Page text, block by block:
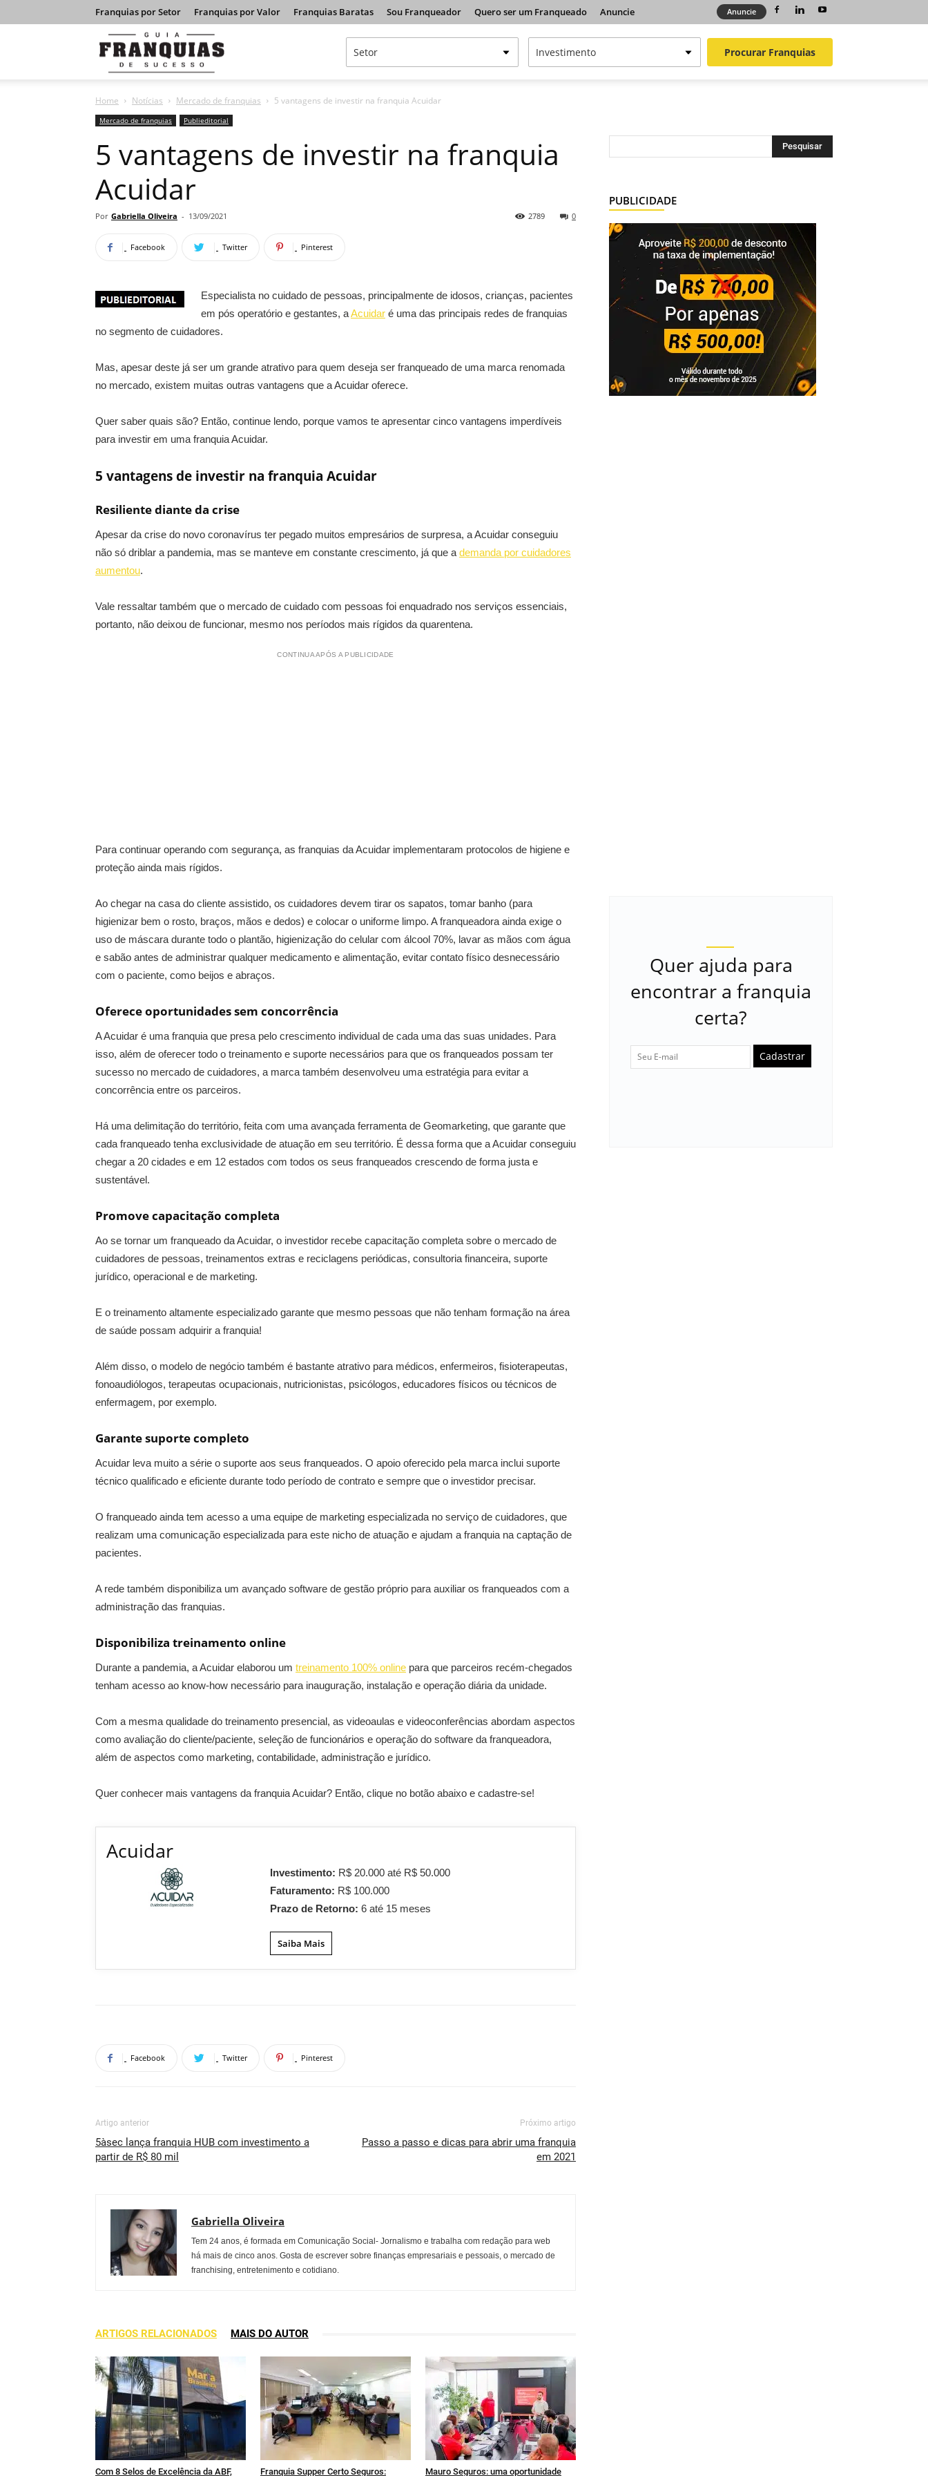
Franquias por Setor Franquias por Valor Franquias Baratas Sou Franqueador Quero ser um Franqueado Anuncie Anuncie
Franquias
Procurar Franquias
Home Notícias Mercado de franquias 5 vantagens de investir na franquia Acuidar
Mercado de franquias Publieditorial
5 vantagens de investir na franquia
Acuidar
Por Gabriella Oliveira - 13/09/2021 0
2789
Facebook Twitter Pinterest
Especialista no cuidado de pessoas, principalmente de idosos, crianças, pacientes
em pós operatório e gestantes, aAcuidar é uma das principais redes de franquias
no segmento de cuidadores.
Mas, apesar deste já ser um grande atrativo para quem deseja ser franqueado de uma marca renomada
no mercado, existem muitas outras vantagens que a Acuidar oferece.
Quer saber quais são? Então, continue lendo, porque vamos te apresentar cinco vantagens imperdíveis
para investir em uma franquia Acuidar.
5 vantagens de investir na franquia Acuidar
Resiliente diante da crise
Apesar da crise do novo coronavírus ter pegado muitos empresários de surpresa, a Acuidar conseguiu
não só driblar a pandemia, mas se manteve em constante crescimento, já que a demanda por cuidadores
aumentou.
Vale ressaltar também que o mercado de cuidado com pessoas foi enquadrado nos serviços essenciais,
portanto, não deixou de funcionar, mesmo nos períodos mais rígidos da quarentena.
CONTINUA APÓS A PUBLICIDADE
Para continuar operando com segurança, as franquias da Acuidar implementaram protocolos de higiene e
proteção ainda mais rígidos.
Ao chegar na casa do cliente assistido, os cuidadores devem tirar os sapatos, tomar banho (para
higienizar bem o rosto, braços, mãos e dedos) e colocar o uniforme limpo. A franqueadora ainda exige o
uso de máscara durante todo o plantão, higienização do celular com álcool 70%, lavar as mãos com água
e sabão antes de administrar qualquer medicamento e alimentação, evitar contato físico desnecessário
com o paciente, como beijos e abraços.
Oferece oportunidades sem concorrência
A Acuidar é uma franquia que presa pelo crescimento individual de cada uma das suas unidades. Para
isso, além de oferecer todo o treinamento e suporte necessários para que os franqueados possam ter
sucesso no mercado de cuidadores, a marca também desenvolveu uma estratégia para evitar a
concorrência entre os parceiros.
Há uma delimitação do território, feita com uma avançada ferramenta de Geomarketing, que garante que
cada franqueado tenha exclusividade de atuação em seu território. É dessa forma que a Acuidar conseguiu
chegar a 20 cidades e em 12 estados com todos os seus franqueados crescendo de forma justa e
sustentável.
Promove capacitação completa
Ao se tornar um franqueado da Acuidar, o investidor recebe capacitação completa sobre o mercado de
cuidadores de pessoas, treinamentos extras e reciclagens periódicas, consultoria financeira, suporte
jurídico, operacional e de marketing.
E o treinamento altamente especializado garante que mesmo pessoas que não tenham formação na área
de saúde possam adquirir a franquia!
Além disso, o modelo de negócio também é bastante atrativo para médicos, enfermeiros, fisioterapeutas,
fonoaudiólogos, terapeutas ocupacionais, nutricionistas, psicólogos, educadores físicos ou técnicos de
enfermagem, por exemplo.
Garante suporte completo
Acuidar leva muito a série o suporte aos seus franqueados. O apoio oferecido pela marca inclui suporte
técnico qualificado e eficiente durante todo período de contrato e sempre que o investidor precisar.
O franqueado ainda tem acesso a uma equipe de marketing especializada no serviço de cuidadores, que
realizam uma comunicação especializada para este nicho de atuação e ajudam a franquia na captação de
pacientes.
A rede também disponibiliza um avançado software de gestão próprio para auxiliar os franqueados com a
administração das franquias.
Disponibiliza treinamento online
Durante a pandemia, a Acuidar elaborou um treinamento 100% online para que parceiros recém-chegados
tenham acesso ao know-how necessário para inauguração, instalação e operação diária da unidade.
Com a mesma qualidade do treinamento presencial, as videoaulas e videoconferências abordam aspectos
como avaliação do cliente/paciente, seleção de funcionários e operação do software da franqueadora,
além de aspectos como marketing, contabilidade, administração e jurídico.
Quer conhecer mais vantagens da franquia Acuidar? Então, clique no botão abaixo e cadastre-se!
Acuidar
Investimento: R$ 20.000 até R$ 50.000
Faturamento: R$ 100.000
Prazo de Retorno:6 até 15 meses
Saiba Mais
Facebook Twitter Pinterest
Artigo anterior
5àsec lança franquia HUB com investimento a
partir de R$ 80 mil
Próximo artigo
Passo a passo e dicas para abrir uma franquia
em 2021
Gabriella Oliveira
Tem 24 anos, é formada em Comunicação Social- Jornalismo e trabalha com redação para web
há mais de cinco anos. Gosta de escrever sobre finanças empresariais e pessoais, o mercado de
franchising, entretenimento e cotidiano.
ARTIGOS RELACIONADOS MAIS DO AUTOR
Com 8 Selos de Excelência da ABF, Franquia Supper Certo Seguros: Mauro Seguros: uma oportunidade
PUBLICIDADE
Quer ajuda para
encontrar a franquia
certa?
Cadastrar